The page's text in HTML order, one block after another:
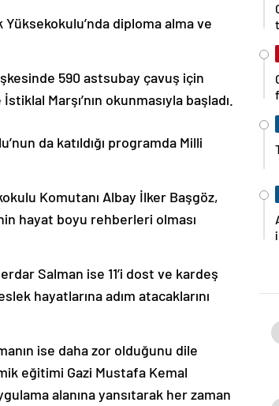
diploma alma ve
590 astsubay çavuş için
Marşı’nın okunmasıyla başladı.
da katıldığı programda Milli
Komutanı Albay İlker Başgöz,
hayat boyu rehberleri olması
Salman ise 11’i dost ve kardeş
hayatlarına adım atacaklarını
ise daha zor olduğunu dile
eğitimi Gazi Mustafa Kemal
alanına yansıtarak her zaman